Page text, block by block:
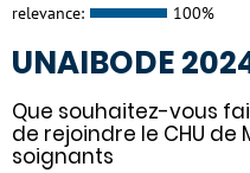
relevance: 100%
UNAIBODE
Que souhaitez-vous
de rejoindre le CHU de
soignants